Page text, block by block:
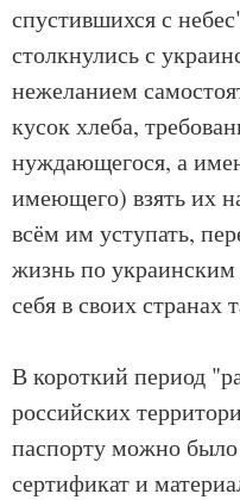
спустившихся с
столкнулись с
нежеланием
кусок хлеба,
нуждающегося, а
имеющего) взять их
всём им уступать,
жизнь по
себя в своих странах
В короткий период
российских
паспорту можно
сертификат и